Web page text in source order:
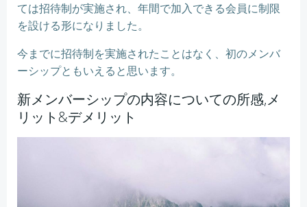
ては招待制が実施され、年間で加入できる会員に制限
を設ける形になりました。
今までに招待制を実施されたことはなく、初のメンバ
ーシップともいえると思います。
新メンバーシップの内容についての所感,メ
リット&デメリット